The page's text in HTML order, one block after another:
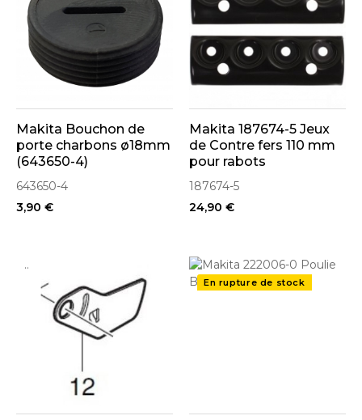
Makita Bouchon de
porte charbons ø18mm
(643650-4)
643650-4
3,90 €
Makita 187674-5 Jeux
de Contre fers 110 mm
pour rabots
187674-5
24,90 €
.. ..
En rupture de stock